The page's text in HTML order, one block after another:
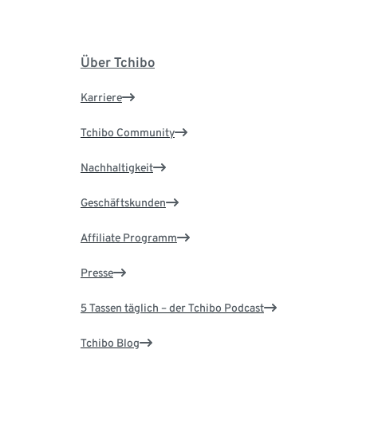
Über Tchibo
Karriere
Tchibo Community
Nachhaltigkeit
Geschäftskunden
Affiliate Programm
Presse
5 Tassen täglich – der Tchibo Podcast
Tchibo Blog